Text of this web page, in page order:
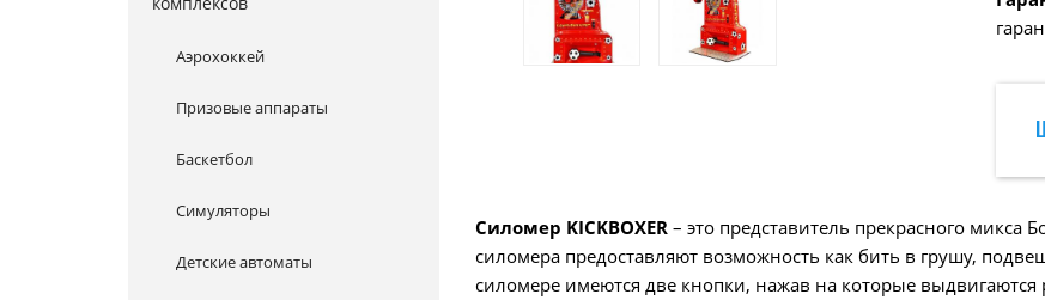
Аэрохоккей
Призовые аппараты
Баскетбол
Симуляторы
Детские автоматы
Силомер KICKBOXER – это представитель прекрасного микса
силомера предоставляют возможность как бить в грушу,
силомере имеются две кнопки, нажав на которые